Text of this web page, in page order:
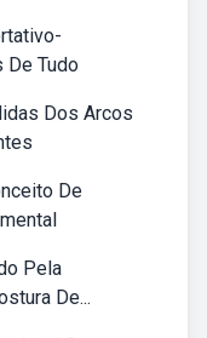
De Tudo
Dos Arcos
De
Pela
De...